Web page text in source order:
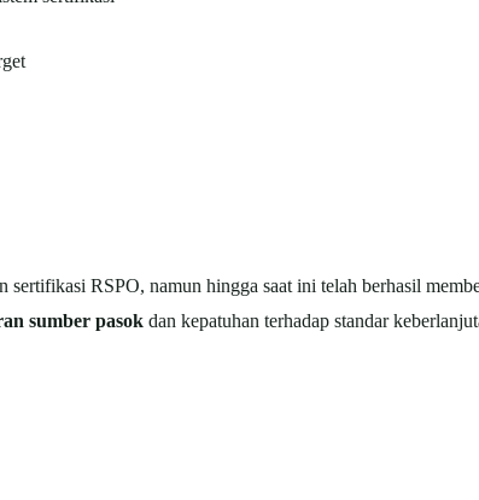
sertifikasi RSPO, namun hingga saat ini telah berhasil
sumber pasok dan kepatuhan terhadap standar